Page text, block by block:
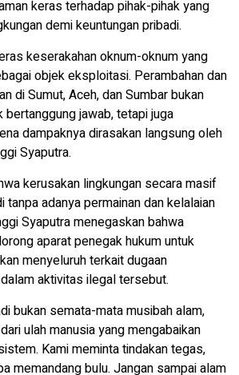
keras terhadap pihak-pihak yang
demi keuntungan pribadi.
keserakahan oknum-oknum yang
objek eksploitasi. Perambahan dan
di Sumut, Aceh, dan Sumbar bukan
bertanggung jawab, tetapi juga
dampaknya dirasakan langsung oleh
Syaputra.
kerusakan lingkungan secara masif
tanpa adanya permainan dan kelalaian
Syaputra menegaskan bahwa
aparat penegak hukum untuk
menyeluruh terkait dugaan
aktivitas ilegal tersebut.
bukan semata-mata musibah alam,
ulah manusia yang mengabaikan
Kami meminta tindakan tegas,
memandang bulu. Jangan sampai alam